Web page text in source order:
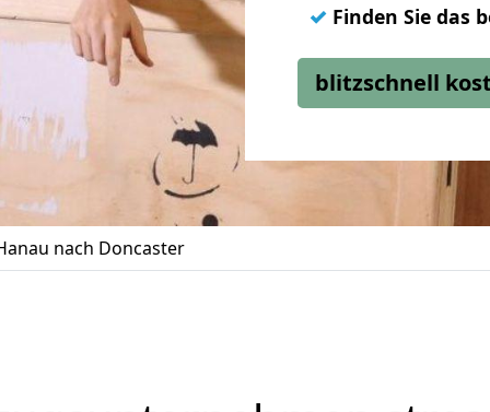
✓ Finden Sie das
blitzschnell
nach Doncaster